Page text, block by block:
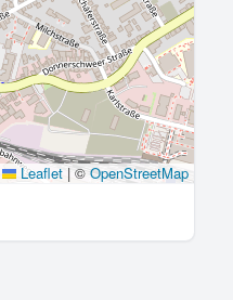
Leaflet |©OpenStreetMap